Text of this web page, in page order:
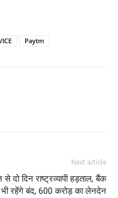
Paytm
Next article
दो दिन राष्ट्रव्यापी हड़ताल, बैंक
भी रहेंगे बंद, 600 करोड़ का लेनदेन